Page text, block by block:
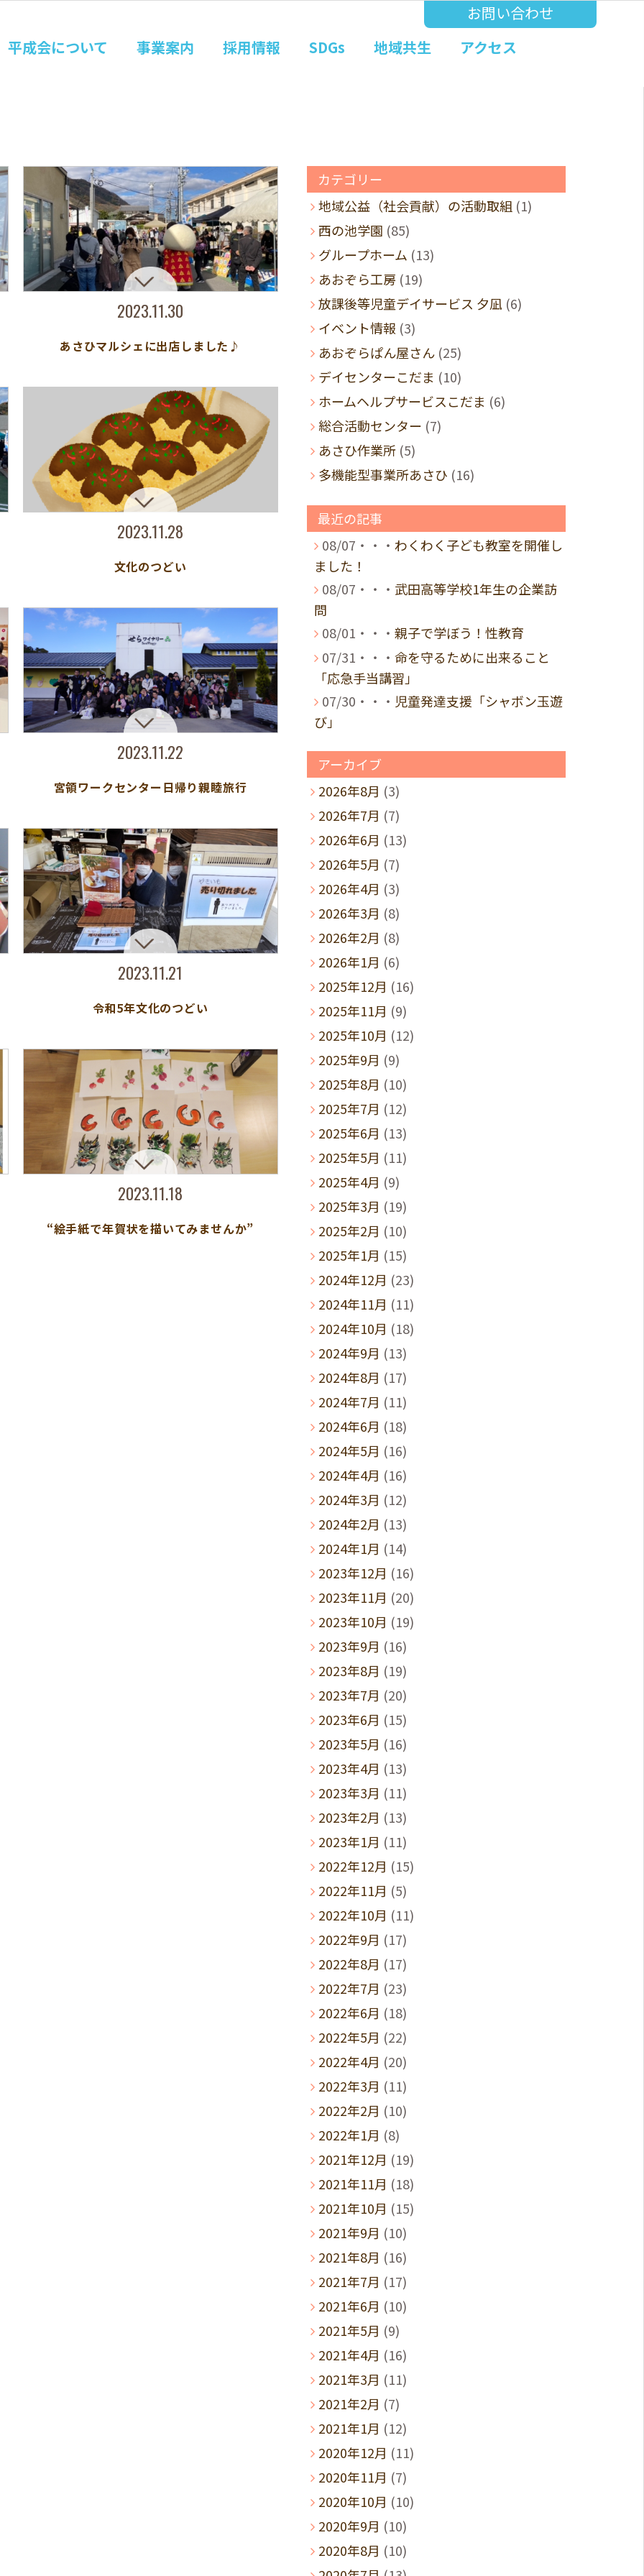
お問い合わせ
平成会について
事業案内 採用情報 SDGs 地域共生 アクセス
2023.11.30
あさひマルシェに出店しました♪
2023.11.28
文化のつどい
2023.11.22
宮領ワークセンター日帰り親睦旅行
2023.11.21
令和5年文化のつどい
2023.11.18
“絵手紙で年賀状を描いてみませんか”
カテゴリー
地域公益（社会貢献）の活動取組 (1)
西の池学園 (85)
グループホーム (13)
あおぞら工房 (19)
放課後等児童デイサービス 夕凪 (6)
イベント情報 (3)
あおぞらぱん屋さん(25)
デイセンターこだま (10)
ホームヘルプサービスこだま (6)
総合活動センター (7)
あさひ作業所(5)
多機能型事業所あさひ (16)
最近の記事
08/07・・・ わくわく子ども教室を開催し
ました！
08/07・・・ 武田高等学校1年生の企業訪
問
08/01・・・ 親子で学ぼう！性教育
07/31・・・ 命を守るために出来ること
「応急手当講習」
07/30・・・ 児童発達支援「シャボン玉遊
び」
アーカイブ
2026年8月 (3)
2026年7月 (7)
2026年6月 (13)
2026年5月 (7)
2026年4月 (3)
2026年3月 (8)
2026年2月 (8)
2026年1月 (6)
2025年12月 (16)
2025年11月 (9)
2025年10月 (12)
2025年9月 (9)
2025年8月 (10)
2025年7月 (12)
2025年6月 (13)
2025年5月 (11)
2025年4月 (9)
2025年3月 (19)
2025年2月 (10)
2025年1月 (15)
2024年12月 (23)
2024年11月 (11)
2024年10月 (18)
2024年9月 (13)
2024年8月 (17)
2024年7月 (11)
2024年6月 (18)
2024年5月 (16)
2024年4月 (16)
2024年3月 (12)
2024年2月 (13)
2024年1月 (14)
2023年12月 (16)
2023年11月 (20)
2023年10月 (19)
2023年9月 (16)
2023年8月 (19)
2023年7月 (20)
2023年6月 (15)
2023年5月 (16)
2023年4月 (13)
2023年3月 (11)
2023年2月 (13)
2023年1月 (11)
2022年12月 (15)
2022年11月 (5)
2022年10月 (11)
2022年9月 (17)
2022年8月 (17)
2022年7月 (23)
2022年6月 (18)
2022年5月 (22)
2022年4月 (20)
2022年3月 (11)
2022年2月 (10)
2022年1月 (8)
2021年12月 (19)
2021年11月 (18)
2021年10月 (15)
2021年9月 (10)
2021年8月 (16)
2021年7月 (17)
2021年6月 (10)
2021年5月 (9)
2021年4月 (16)
2021年3月 (11)
2021年2月 (7)
2021年1月 (12)
2020年12月 (11)
2020年11月 (7)
2020年10月 (10)
2020年9月 (10)
2020年8月 (10)